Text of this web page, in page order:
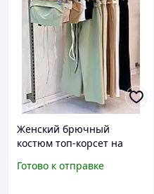
Женский брючный
костюм топ-корсет на
бежевый черный
Готово к отправке